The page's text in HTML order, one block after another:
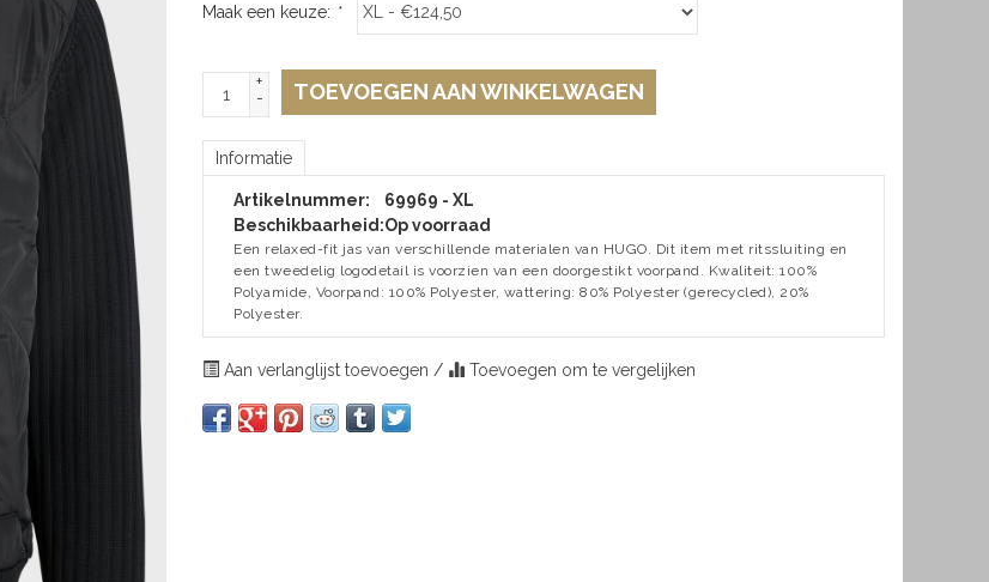
Maak een keuze: *
+
-
TOEVOEGEN AAN WINKELWAGEN
Informatie
Artikelnummer:
69969 - XL
Beschikbaarheid:Op voorraad
Een relaxed-fit jas van verschillende materialen van HUGO. Dit item met ritssluiting en
een tweedelig logodetail is voorzien van een doorgestikt voorpand. Kwaliteit: 100%
Polyamide, Voorpand: 100% Polyester, wattering: 80% Polyester (gerecycled), 20%
Polyester.
Aan verlanglijst toevoegen / Toevoegen om te vergelijken